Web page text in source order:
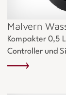
Malvern
Kompakter 0,5
Controller und